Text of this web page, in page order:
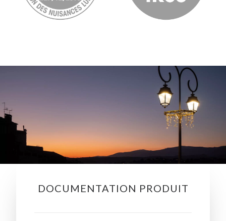
DOCUMENTATION PRODUIT